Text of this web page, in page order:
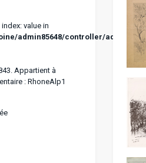
value in
admin85648/controller/addoai.php
Appartient à
: RhoneAlp1